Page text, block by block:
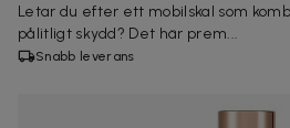
Letar du efter ett mobilskal som
pålitligt skydd? Det här prem...
Snabb leverans